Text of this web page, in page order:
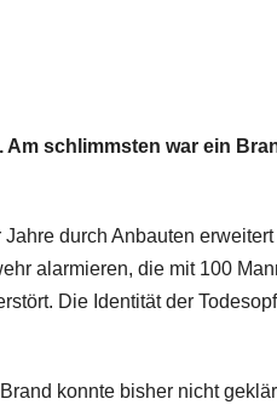
schlimmsten war ein
durch Anbauten erweitert
alarmieren, die mit 100
Die Identität der
konnte bisher nicht